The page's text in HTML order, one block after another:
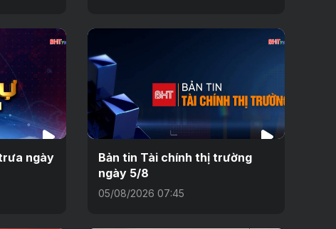
ngày
Bản tin Tài chính thị trường
ngày 5/8
05/08/2026 07:45